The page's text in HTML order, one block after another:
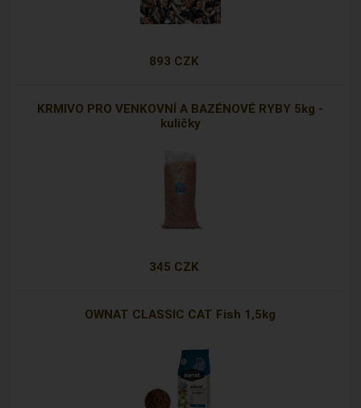
893 CZK
KRMIVO PRO VENKOVNÍ A BAZÉNOVÉ RYBY 5kg -
kuličky
345 CZK
OWNAT CLASSIC CAT Fish 1,5kg